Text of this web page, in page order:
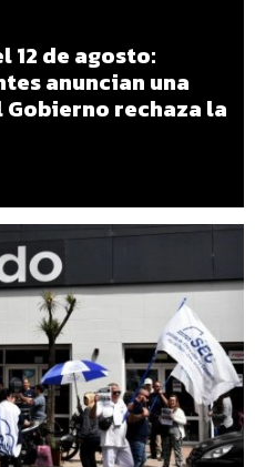
de agosto:
anuncian una
rechaza la